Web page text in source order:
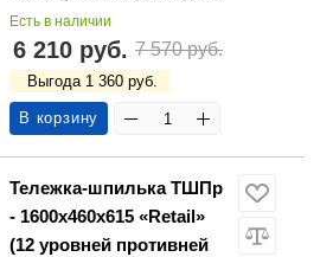
Есть в наличии
6 210 руб. 7 570 руб.
Выгода 1 360 руб.
В корзину
Тележка-шпилька ТШПр
- 1600х460х615 «Retail»
(12 уровней противней